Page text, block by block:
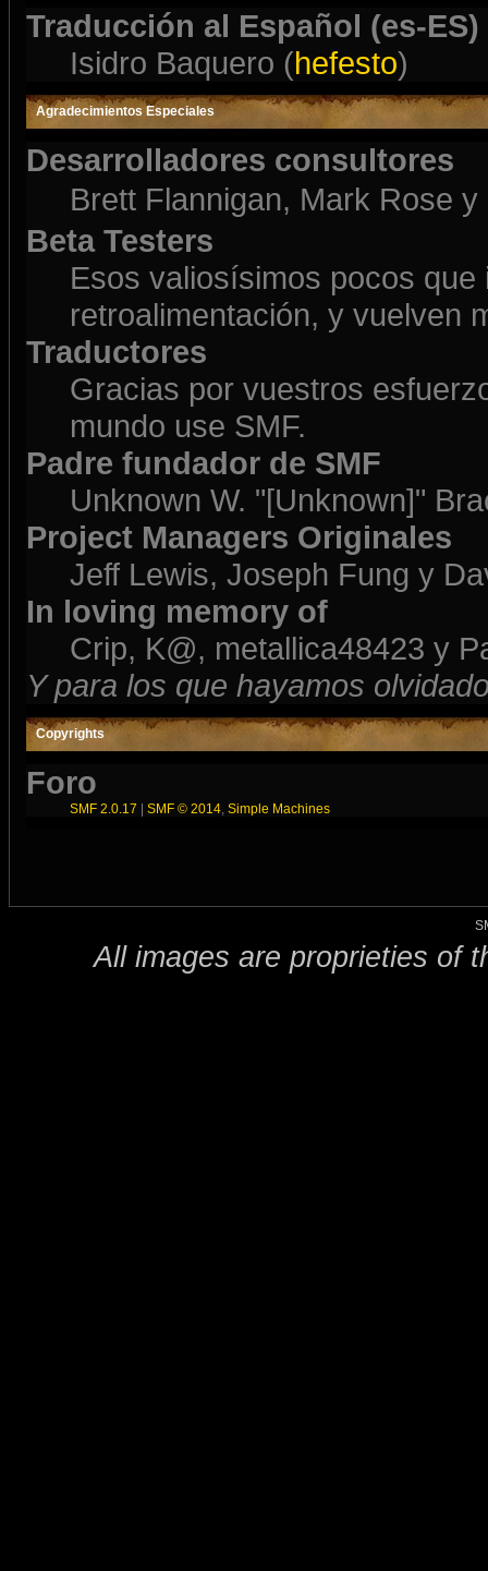
Traducción al Español (es-ES)
Isidro Baquero (hefesto)
Agradecimientos Especiales
Desarrolladores consultores
Brett Flannigan, Mark Rose
Beta Testers
Esos valiosísimos pocos
retroalimentación, y vuelven
Traductores
Gracias por vuestros
mundo use SMF.
Padre fundador de SMF
Unknown W. "[Unknown]"
Project Managers Originales
Jeff Lewis, Joseph Fung y
In loving memory of
Crip, K@, metallica48423 y
Y para los que hayamos
Copyrights
Foro
SMF 2.0.17 | SMF © 2014 Simple Machines
All images are proprieties of